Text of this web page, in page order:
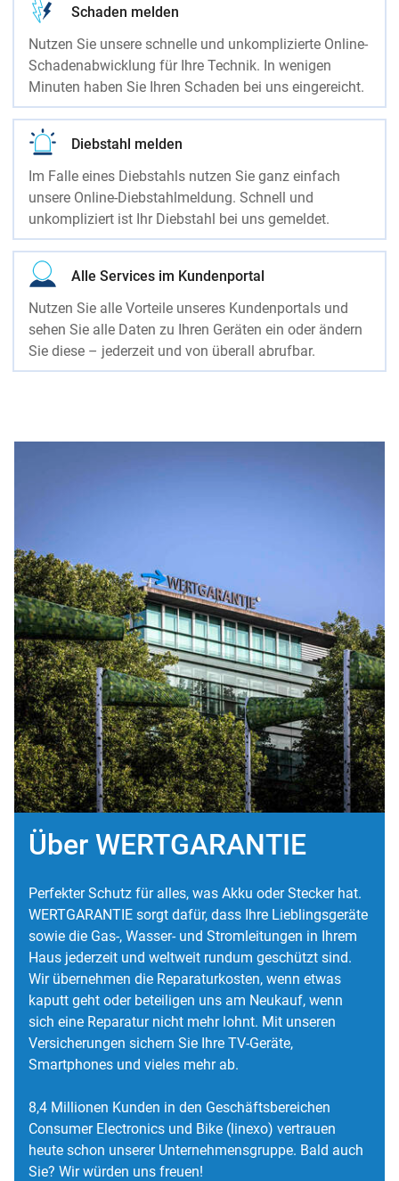
Schaden melden
Nutzen Sie unsere schnelle und unkomplizierte Online-
Schadenabwicklung für Ihre Technik. In wenigen
Minuten haben Sie Ihren Schaden bei uns eingereicht.
Diebstahl melden
Im Falle eines Diebstahls nutzen Sie ganz einfach
unsere Online-Diebstahlmeldung. Schnell und
unkompliziert ist Ihr Diebstahl bei uns gemeldet.
Alle Services im Kundenportal
Nutzen Sie alle Vorteile unseres Kundenportals und
sehen Sie alle Daten zu Ihren Geräten ein oder ändern
Sie diese – jederzeit und von überall abrufbar.
Über WERTGARANTIE
Perfekter Schutz für alles, was Akku oder Stecker hat.
WERTGARANTIE sorgt dafür, dass Ihre Lieblingsgeräte
sowie die Gas-, Wasser- und Stromleitungen in Ihrem
Haus jederzeit und weltweit rundum geschützt sind.
Wir übernehmen die Reparaturkosten, wenn etwas
kaputt geht oder beteiligen uns am Neukauf, wenn
sich eine Reparatur nicht mehr lohnt. Mit unseren
Versicherungen sichern Sie Ihre TV-Geräte,
Smartphones und vieles mehr ab.
8,4 Millionen Kunden in den Geschäftsbereichen
Consumer Electronics und Bike (linexo) vertrauen
heute schon unserer Unternehmensgruppe. Bald auch
Sie? Wir würden uns freuen!